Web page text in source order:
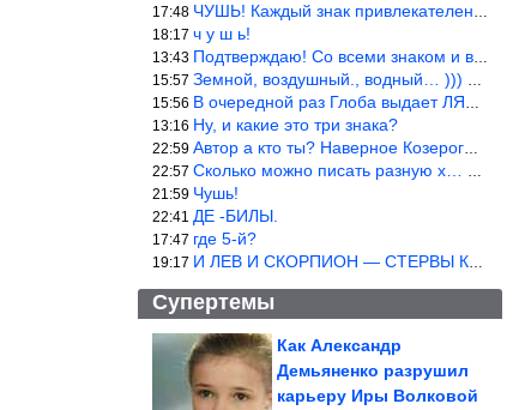
17:48 ЧУШЬ! Каждый знак привлекателен! И среди Весов, Близнецов встреч
18:17 ч у ш ь!
13:43 Подтверждаю! Со всеми знаком и все одиноки и Я )))
15:57 Земной, воздушный., водный… ))) выбери сам трех из 9 )))
15:56 В очередной раз Глоба выдает ЛЯП! А корректоры, редакторы пропус
13:16 Ну, и какие это три знака?
22:59 Автор а кто ты? Наверное Козерог… Рога жена Рыба наставила ))
22:57 Сколько можно писать разную х… йню? Автор что то обкурился?
21:59 Чушь!
22:41 ДЕ -БИЛЫ.
17:47 где 5-й?
19:17 И ЛЕВ И СКОРПИОН — СТЕРВЫ КАКИХ ЕЩЕ ПОИСКАТЬ НАДО
Супертемы
Долгая нездоровая
Как Александр
Демьяненко разрушил
карьеру Иры Волковой